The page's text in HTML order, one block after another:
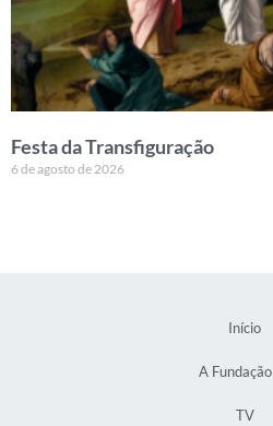
Festa da Transfiguração
6 de agosto de 2026
Início
A Fundação
TV